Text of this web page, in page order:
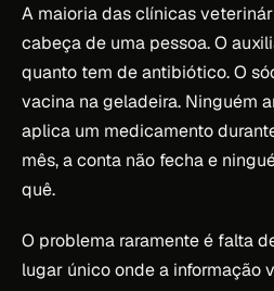
A maioria das clínicas
cabeça de uma pessoa. O
quanto tem de antibiótico. O
vacina na geladeira. Ninguém
aplica um medicamento
mês, a conta não fecha e
quê.
O problema raramente é falta
lugar único onde a informação